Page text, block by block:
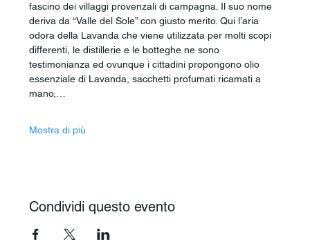
fascino dei villaggi provenzali di campagna. Il suo nome
deriva da “Valle del Sole” con giusto merito. Qui l’aria
odora della Lavanda che viene utilizzata per molti scopi
differenti, le distillerie e le botteghe ne sono
testimonianza ed ovunque i cittadini propongono olio
essenziale di Lavanda, sacchetti profumati ricamati a
mano,…
Mostra di più
Condividi questo evento